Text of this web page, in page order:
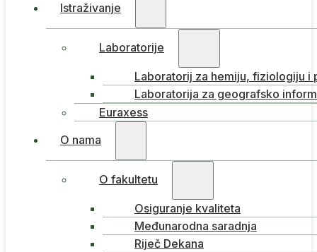
Istraživanje
Laboratorije
Laboratorij za hemiju, fiziologiju i
Laboratorija za geografsko
Euraxess
O nama
O fakultetu
Osiguranje kvaliteta
Međunarodna saradnja
Riječ Dekana